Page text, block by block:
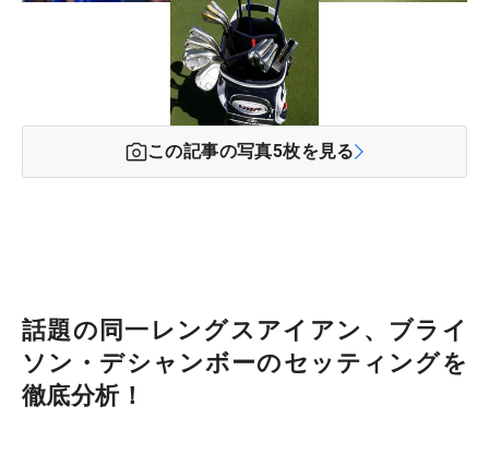
この記事の写真5枚を見る
話題の同一レングスアイアン、ブライ
ソン・デシャンボーのセッティングを
徹底分析！